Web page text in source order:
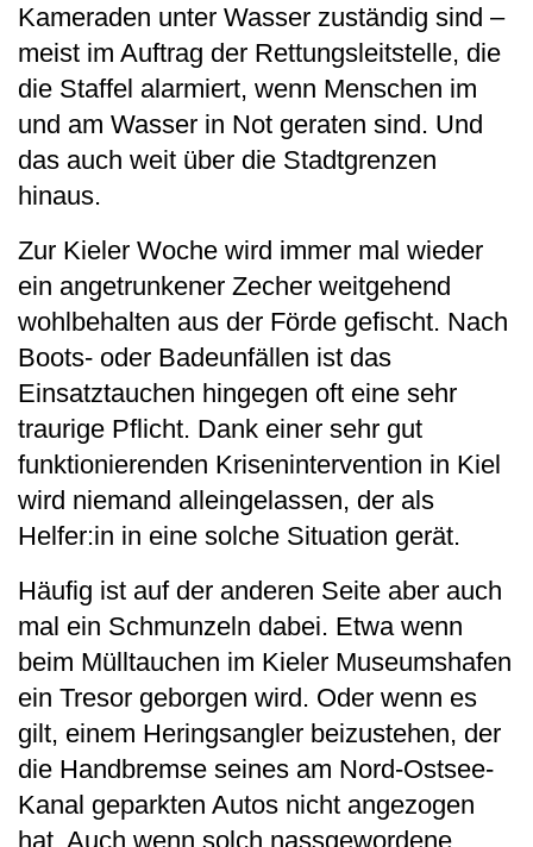
Kameraden unter Wasser zuständig sind –
meist im Auftrag der Rettungsleitstelle, die
die Staffel alarmiert, wenn Menschen im
und am Wasser in Not geraten sind. Und
das auch weit über die Stadtgrenzen
hinaus.
Zur Kieler Woche wird immer mal wieder
ein angetrunkener Zecher weitgehend
wohlbehalten aus der Förde gefischt. Nach
Boots- oder Badeunfällen ist das
Einsatztauchen hingegen oft eine sehr
traurige Pflicht. Dank einer sehr gut
funktionierenden Krisenintervention in Kiel
wird niemand alleingelassen, der als
Helfer:in in eine solche Situation gerät.
Häufig ist auf der anderen Seite aber auch
mal ein Schmunzeln dabei. Etwa wenn
beim Mülltauchen im Kieler Museumshafen
ein Tresor geborgen wird. Oder wenn es
gilt, einem Heringsangler beizustehen, der
die Handbremse seines am Nord-Ostsee-
Kanal geparkten Autos nicht angezogen
hat. Auch wenn solch nassgewordene